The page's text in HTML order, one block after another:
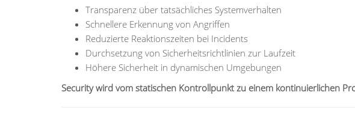
Transparenz über tatsächliches Systemverhalten
Schnellere Erkennung von Angriffen
Reduzierte Reaktionszeiten bei Incidents
Durchsetzung von Sicherheitsrichtlinien zur Laufzeit
Höhere Sicherheit in dynamischen Umgebungen
Security wird vom statischen Kontrollpunkt zu einem kontinuierlichen